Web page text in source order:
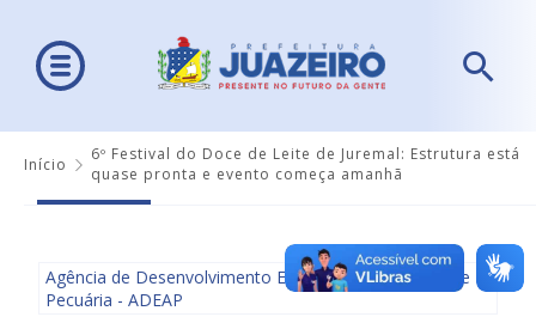
Início
6º Festival do Doce de Leite de Juremal: Estrutura está
quase pronta e evento começa amanhã
Agência de Desenvolvimento Econômico, Agricultura e
Pecuária - ADEAP